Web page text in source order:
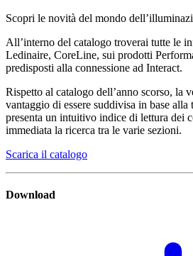
Scopri le novità del mondo
All’interno del catalogo troverai tutte le
Ledinaire, CoreLine, sui prodotti
predisposti alla connessione ad Interact.
Rispetto al catalogo dell’anno scorso, la
vantaggio di essere suddivisa in base
presenta un intuitivo indice di lettura dei
immediata la ricerca tra le varie sezioni.
Scarica il catalogo
Download